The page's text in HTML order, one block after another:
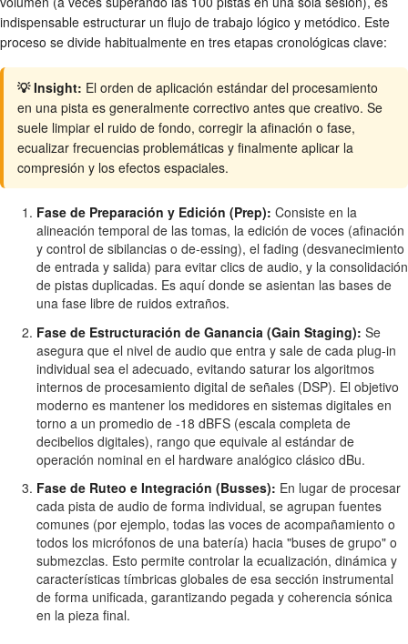
indispensable estructurar un flujo de trabajo lógico y metódico. Este
proceso se divide habitualmente en tres etapas cronológicas clave:
💡 Insight: El orden de aplicación estándar del procesamiento
en una pista es generalmente correctivo antes que creativo. Se
suele limpiar el ruido de fondo, corregir la afinación o fase,
ecualizar frecuencias problemáticas y finalmente aplicar la
compresión y los efectos espaciales.
Fase de Preparación y Edición (Prep): Consiste en la
alineación temporal de las tomas, la edición de voces (afinación
y control de sibilancias o de-essing), el fading (desvanecimiento
de entrada y salida) para evitar clics de audio, y la consolidación
de pistas duplicadas. Es aquí donde se asientan las bases de
una fase libre de ruidos extraños.
Fase de Estructuración de Ganancia (Gain Staging): Se
asegura que el nivel de audio que entra y sale de cada plug-in
individual sea el adecuado, evitando saturar los algoritmos
internos de procesamiento digital de señales (DSP). El objetivo
moderno es mantener los medidores en sistemas digitales en
torno a un promedio de -18 dBFS (escala completa de
decibelios digitales), rango que equivale al estándar de
operación nominal en el hardware analógico clásico dBu.
Fase de Ruteo e Integración (Busses): En lugar de procesar
cada pista de audio de forma individual, se agrupan fuentes
comunes (por ejemplo, todas las voces de acompañamiento o
todos los micrófonos de una batería) hacia "buses de grupo" o
submezclas. Esto permite controlar la ecualización, dinámica y
características tímbricas globales de esa sección instrumental
de forma unificada, garantizando pegada y coherencia sónica
en la pieza final.